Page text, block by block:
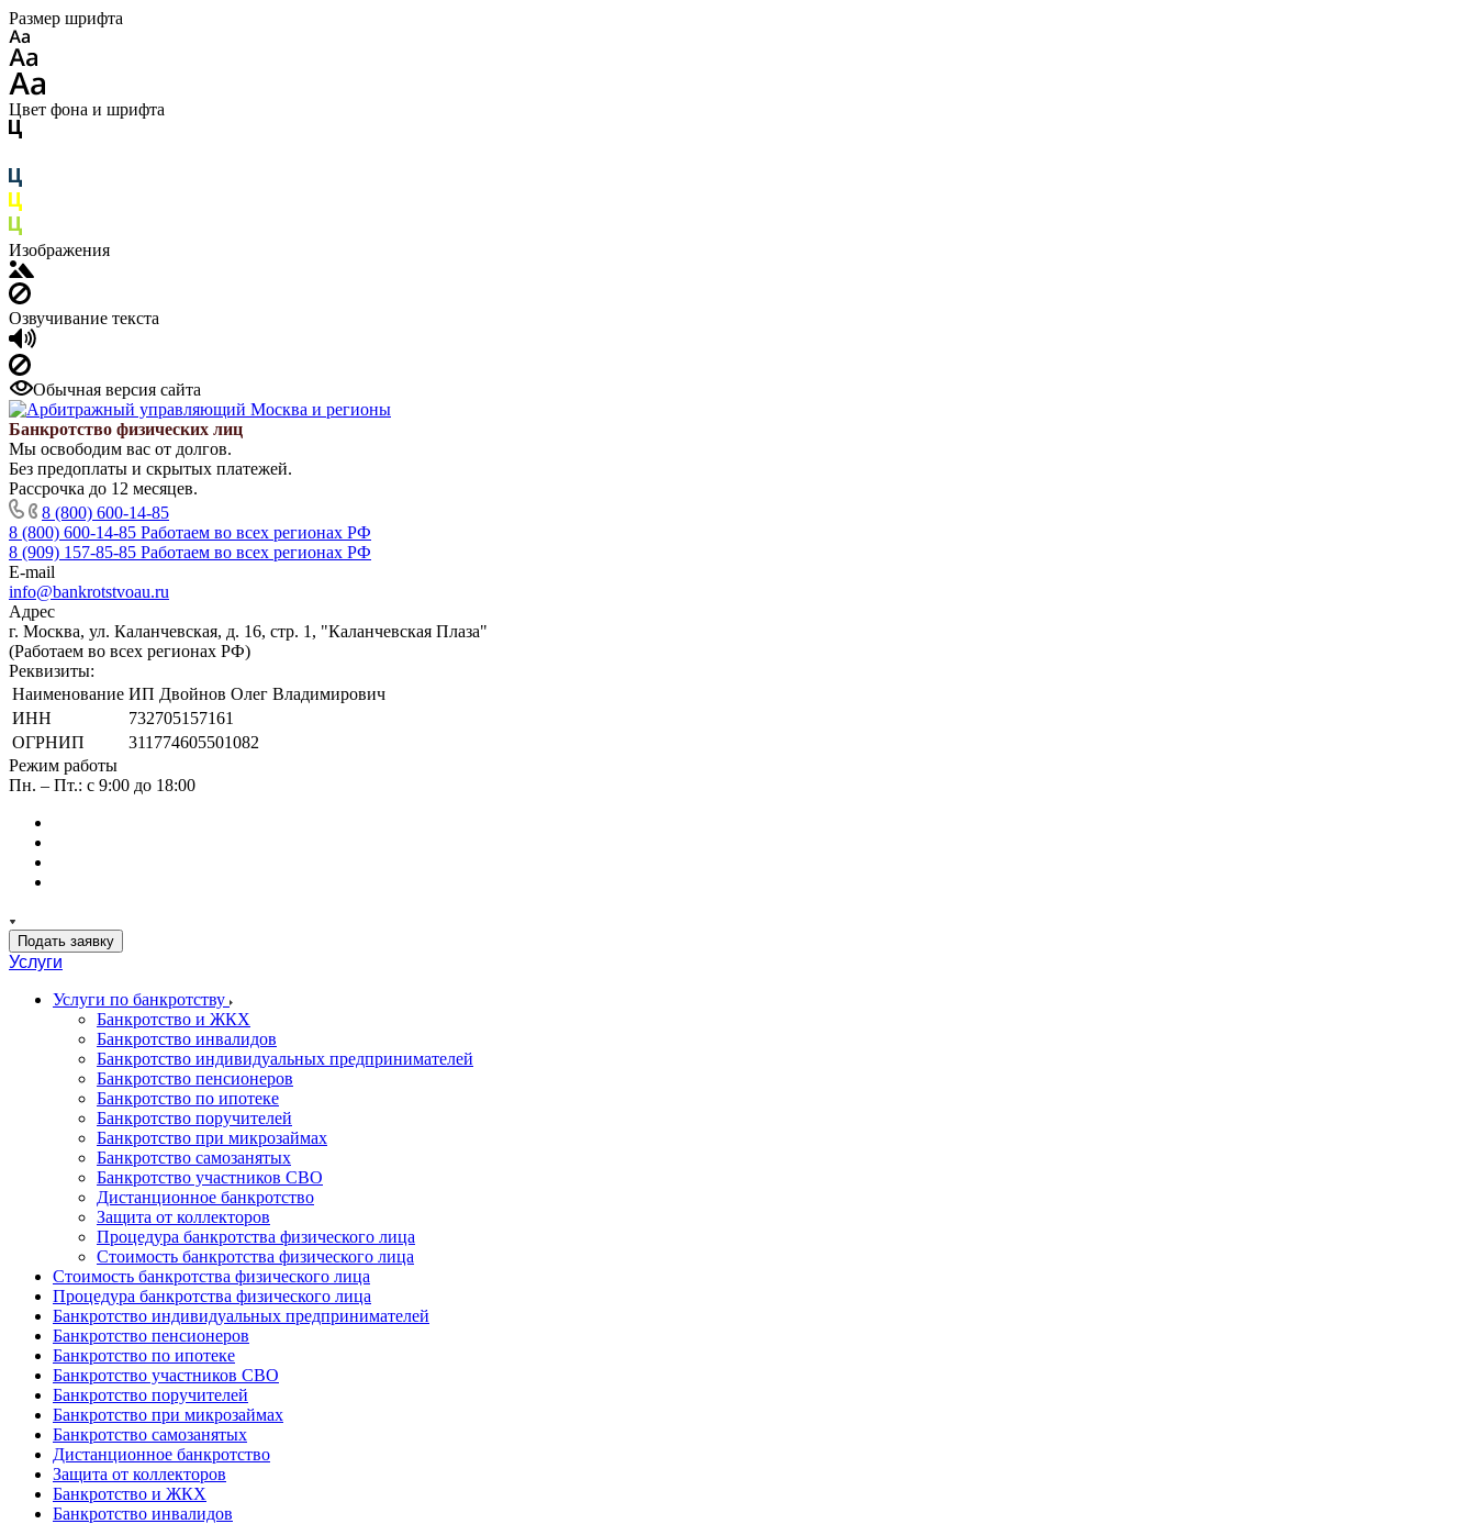
Размер шрифта
Цвет фона и шрифта
Изображения
Озвучивание текста
Обычная версия сайта
Банкротство физических лиц
Мы освободим вас от долгов.
Без предоплаты и скрытых платежей.
Рассрочка до 12 месяцев.
8 (800) 600-14-85
8 (800) 600-14-85 Работаем во всех регионах РФ
8 (909) 157-85-85 Работаем во всех регионах РФ
E-mail
info@bankrotstvoau.ru
Адрес
г. Москва, ул. Каланчевская, д. 16, стр. 1, "Каланчевская Плаза"
(Работаем во всех регионах РФ)
Реквизиты:
Наименование ИП Двойнов Олег Владимирович
ИНН
732705157161
ОГРНИП
311774605501082
Режим работы
Пн. – Пт.: с 9:00 до 18:00
Подать заявку
Услуги
Услуги по банкротству
Банкротство и ЖКХ
Банкротство инвалидов
Банкротство индивидуальных предпринимателей
Банкротство пенсионеров
Банкротство по ипотеке
Банкротство поручителей
Банкротство при микрозаймах
Банкротство самозанятых
Банкротство участников СВО
Дистанционное банкротство
Защита от коллекторов
Процедура банкротства физического лица
Стоимость банкротства физического лица
Стоимость банкротства физического лица
Процедура банкротства физического лица
Банкротство индивидуальных предпринимателей
Банкротство пенсионеров
Банкротство по ипотеке
Банкротство участников СВО
Банкротство поручителей
Банкротство при микрозаймах
Банкротство самозанятых
Дистанционное банкротство
Защита от коллекторов
Банкротство и ЖКХ
Банкротство инвалидов